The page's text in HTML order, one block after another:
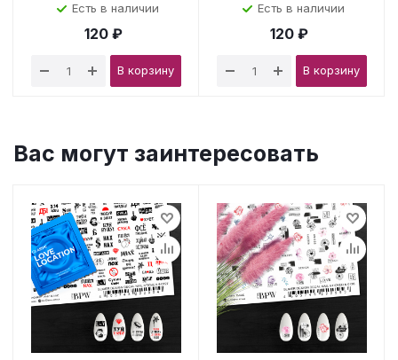
Есть в наличии
120 ₽
В корзину
Есть в наличии
120 ₽
В корзину
Вас могут заинтересовать